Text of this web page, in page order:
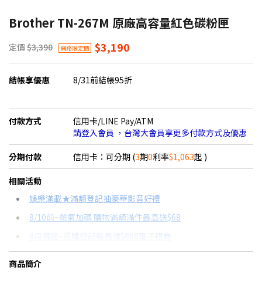
Brother TN-267M 原廠高容量紅色碳粉匣
定價 $3,390 網路限定價 $3,190
結帳享優惠 8/31前結帳95折
付款方式
信用卡/LINE Pay/ATM
請登入會員 ，台灣大會員享更多付款方式及優惠
分期付款 信用卡：可分期 (3期0利率$1,063起 )
＊實際可分期數、適用利率，請以購物車顯示為主
信用卡分期
分期數 每期金額 配合銀行/業者
相關活動
娛樂滿載★滿額登記抽豪華影音好禮
8/10前~爸氣加碼 購物滿額滿件最高送$68
8月限定~首購登記最高領$888電子禮券
8/15前~指定購物滿額最高回饋25%
商品簡介